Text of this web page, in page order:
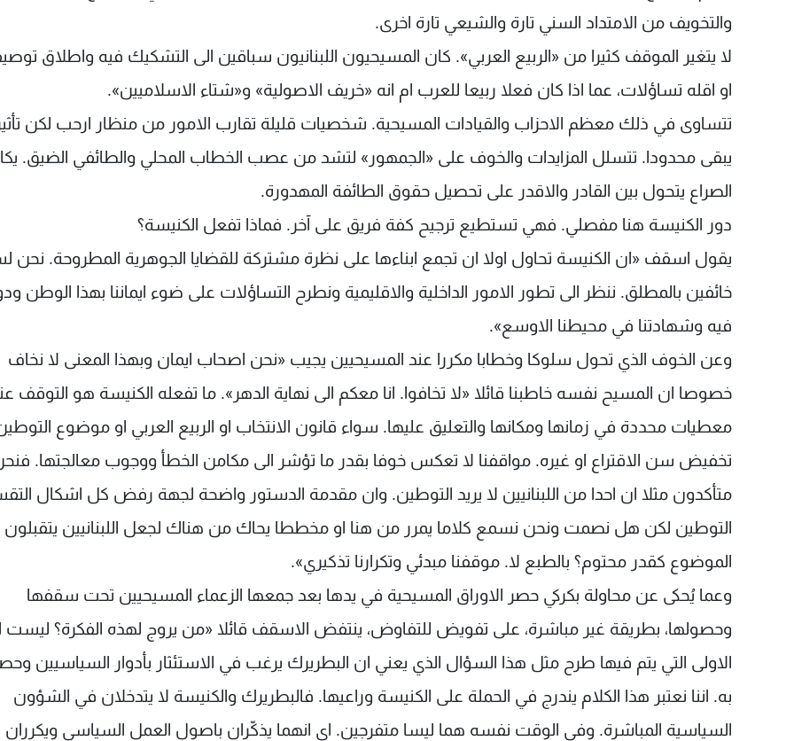
والتخويف من الامتداد السني تارة والشيعي تارة اخرى.
لا يتغير الموقف كثيرا من «الربيع العربي». كان المسيحيون اللبنانيون سباقين الى التشكيك فيه واطلاق
او اقله تساؤلات، عما اذا كان فعلا ربيعا للعرب ام انه «خريف الاصولية» و«شتاء الاسلاميين».
تتساوى في ذلك معظم الاحزاب والقيادات المسيحية. شخصيات قليلة تقارب الامور من منظار ارحب لكن
يبقى محدودا. تتسلل المزايدات والخوف على «الجمهور» لتشد من عصب الخطاب المحلي والطائفي الضيق.
الصراع يتحول بين القادر والاقدر على تحصيل حقوق الطائفة المهدورة.
دور الكنيسة هنا مفصلي. فهي تستطيع ترجيح كفة فريق على آخر. فماذا تفعل الكنيسة؟
يقول اسقف «ان الكنيسة تحاول اولا ان تجمع ابناءها على نظرة مشتركة للقضايا الجوهرية المطروحة. نحن
خائفين بالمطلق. ننظر الى تطور الامور الداخلية والاقليمية ونطرح التساؤلات على ضوء ايماننا بهذا الوطن
فيه وشهادتنا في محيطنا الاوسع».
وعن الخوف الذي تحول سلوكا وخطابا مكررا عند المسيحيين يجيب «نحن اصحاب ايمان وبهذا المعنى لا نخاف
خصوصا ان المسيح نفسه خاطبنا قائلا «لا تخافوا. انا معكم الى نهاية الدهر». ما تفعله الكنيسة هو التوقف
معطيات محددة في زمانها ومكانها والتعليق عليها. سواء قانون الانتخاب او الربيع العربي او موضوع
تخفيض سن الاقتراع او غيره. مواقفنا لا تعكس خوفا بقدر ما تؤشر الى مكامن الخطأ ووجوب معالجتها.
متأكدون مثلا ان احدا من اللبنانيين لا يريد التوطين. وان مقدمة الدستور واضحة لجهة رفض كل اشكال
التوطين لكن هل نصمت ونحن نسمع كلاما يمرر من هنا او مخططا يحاك من هناك لجعل اللبنانيين يتقبلون
الموضوع كقدر محتوم؟ بالطبع لا. موقفنا مبدئي وتكرارنا تذكيري».
وعما يُحكى عن محاولة بكركي حصر الاوراق المسيحية في يدها بعد جمعها الزعماء المسيحيين تحت سقفها
وحصولها، بطريقة غير مباشرة، على تفويض للتفاوض، ينتفض الاسقف قائلا «من يروج لهذه الفكرة؟ ليست
الاولى التي يتم فيها طرح مثل هذا السؤال الذي يعني ان البطريرك يرغب في الاستئثار بأدوار السياسيين
به. اننا نعتبر هذا الكلام يندرج في الحملة على الكنيسة وراعيها. فالبطريرك والكنيسة لا يتدخلان في الشؤون
السياسية المباشرة. وفي الوقت نفسه هما ليسا متفرجين. اي انهما يذكّران باصول العمل السياسي ويكرران